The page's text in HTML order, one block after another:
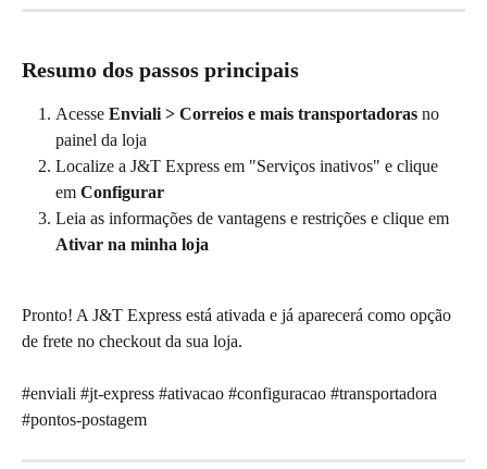
Resumo dos passos principais
Acesse Enviali > Correios e mais transportadoras no
painel da loja
Localize a J&T Express em "Serviços inativos" e clique
em Configurar
Leia as informações de vantagens e restrições e clique em
Ativar na minha loja
Pronto! A J&T Express está ativada e já aparecerá como opção
de frete no checkout da sua loja.
#enviali #jt-express #ativacao #configuracao #transportadora
#pontos-postagem